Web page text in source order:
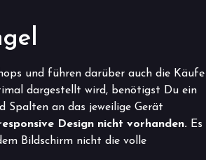
und führen darüber auch die Käufe
dargestellt wird, benötigst Du ein
Spalten an das jeweilige Gerät
Design nicht vorhanden. Es
Bildschirm nicht die volle